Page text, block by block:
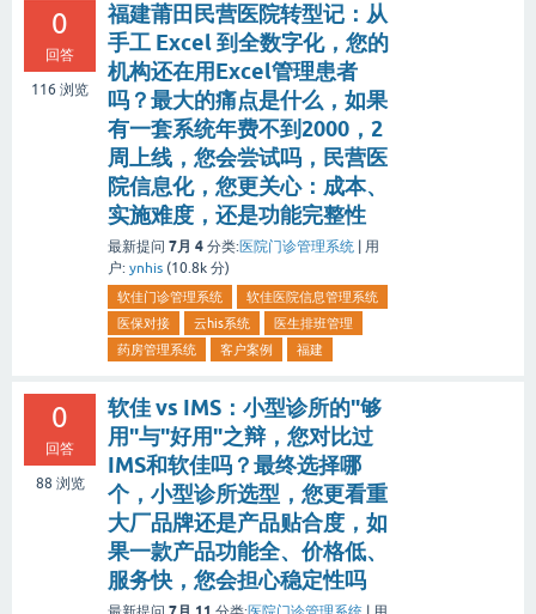
0
回答
116 浏览
福建莆田民营医院转型记：从
手工 Excel 到全数字化，您的
机构还在用Excel管理患者
吗？最大的痛点是什么，如果
有一套系统年费不到2000，2
周上线，您会尝试吗，民营医
院信息化，您更关心：成本、
实施难度，还是功能完整性
最新提问 7月 4 分类:医院门诊管理系统
用
户: ynhis (10.8k 分)
软佳门诊管理系统
软佳医院信息管理系统
医保对接
云his系统
医生排班管理
药房管理系统
客户案例 福建
0
回答
88 浏览
软佳 vs IMS：小型诊所的"够
用"与"好用"之辩，您对比过
IMS和软佳吗？最终选择哪
个，小型诊所选型，您更看重
大厂品牌还是产品贴合度，如
果一款产品功能全、价格低、
服务快，您会担心稳定性吗